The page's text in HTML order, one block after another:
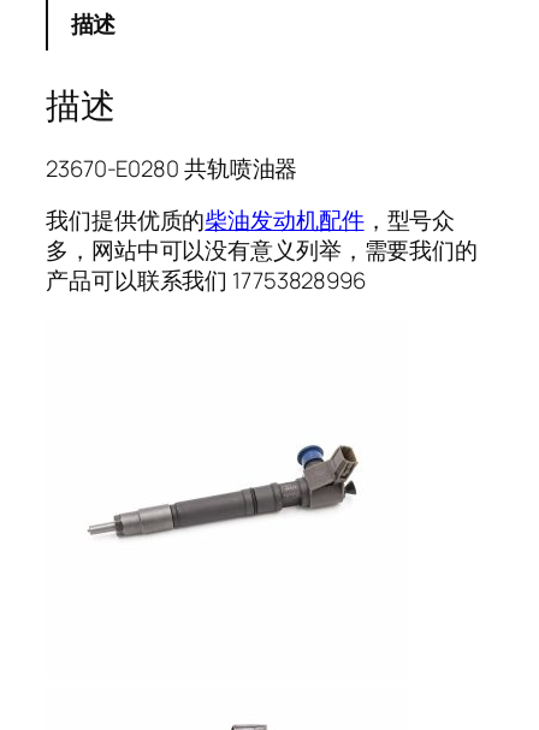
描述
描述
23670-E0280 共轨喷油器
我们提供优质的柴油发动机配件，型号众
多，网站中可以没有意义列举，需要我们的
产品可以联系我们 17753828996